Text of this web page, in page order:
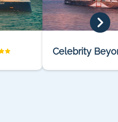
Celebrity